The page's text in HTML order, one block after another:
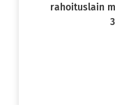
rahoituslain